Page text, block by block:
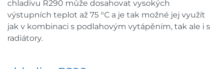
chladivu R290 může dosahovat vysokých
výstupních teplot až 75 °C a je tak možné jej využít
jak v kombinaci s podlahovým vytápěním, tak ale i s
radiátory.